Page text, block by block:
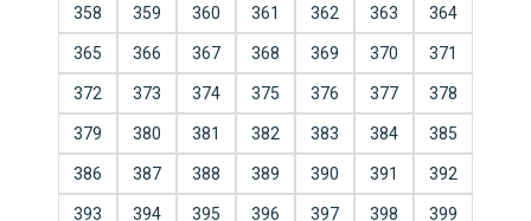
358 359 360 361 362 363 364
365 366 367 368 369 370 371
372 373 374 375 376 377 378
379 380 381 382 383 384 385
386 387 388 389 390 391 392
393 394 395 396 397 398 399